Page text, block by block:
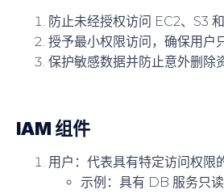
防止未经授权访问 EC2、S3
授予最小权限访问，确保用户
保护敏感数据并防止意外删除
IAM 组件
用户 ：代表具有特定访问权限
示例：具有 DB 服务只